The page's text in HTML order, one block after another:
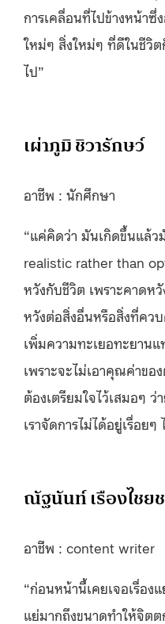
การเคลื่อนที่ไปข้างหน้าซึ่
ใหม่ๆ สิ่งใหม่ๆ ที่ดีในชีวิต
ไป”
เผ่าภูมิ ชิวารักษว์
อาชีพ : นักศึกษา
“แค่คิดว่า มันเกิดขึ้นแล้
realistic rather than
หวังกับชีวิต เพราะคาดห
หวังต่อสิ่งอื่นหรือสิ่งที่คว
เพิ่มความทะเยอทะยาน
เพราะจะไม่เอาคุณค่าข
ต้องเตรียมใจไว้เสมอๆ ว่
เราจัดการไม่ได้อยู่เรื่อย
ณัฐนันท์ เรืองไชย
อาชีพ : content writer
“ก่อนหน้านี้เคยเจอเรื่อง
แย่มากถึงขนาดทำให้จิต